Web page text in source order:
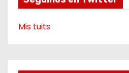
d
a
Mis tuits